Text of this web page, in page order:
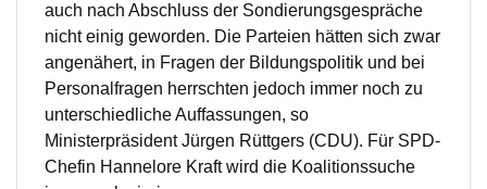
auch nach Abschluss der Sondierungsgespräche
nicht einig geworden. Die Parteien hätten sich zwar
angenähert, in Fragen der Bildungspolitik und bei
Personalfragen herrschten jedoch immer noch zu
unterschiedliche Auffassungen, so
Ministerpräsident Jürgen Rüttgers (CDU). Für SPD-
Chefin Hannelore Kraft wird die Koalitionssuche